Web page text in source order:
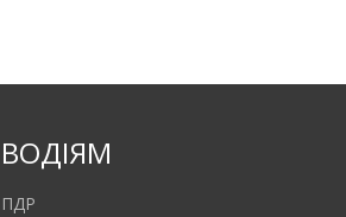
ВОДІЯМ
ПДР